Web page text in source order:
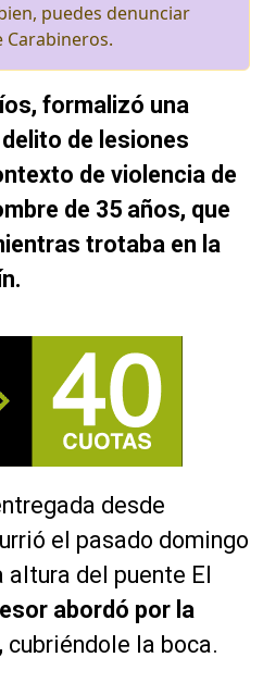
puedes denunciar
Carabineros.
formalizó una
de lesiones
de violencia de
de 35 años, que
trotaba en la
desde
el pasado domingo
altura del puente El
abordó por la
cubriéndole la boca.